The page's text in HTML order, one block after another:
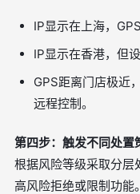
IP显示在上海，
IP显示在香港，但
GPS距离门店极近
远程控制。
第四步：触发不同处置
根据风险等级采取分层
高风险拒绝或限制功能